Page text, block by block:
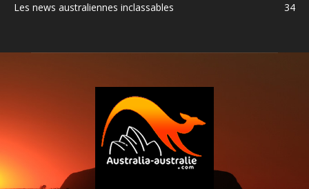
Les news australiennes inclassables
34